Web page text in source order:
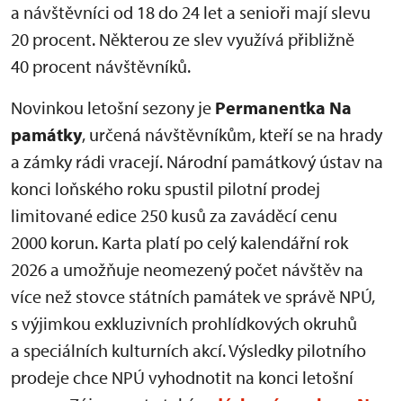
a návštěvníci od 18 do 24 let a senioři mají slevu
20 procent. Některou ze slev využívá přibližně
40 procent návštěvníků.
Novinkou letošní sezony je Permanentka Na
památky, určená návštěvníkům, kteří se na hrady
a zámky rádi vracejí. Národní památkový ústav na
konci loňského roku spustil pilotní prodej
limitované edice 250 kusů za zaváděcí cenu
2000 korun. Karta platí po celý kalendářní rok
2026 a umožňuje neomezený počet návštěv na
více než stovce státních památek ve správě NPÚ,
s výjimkou exkluzivních prohlídkových okruhů
a speciálních kulturních akcí. Výsledky pilotního
prodeje chce NPÚ vyhodnotit na konci letošní